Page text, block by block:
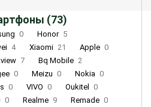
(73)
0 Honor 5
4 Xiaomi 21 Apple 0
7 Bq Mobile 2
0 Meizu 0 Nokia 0
0 VIVO 0 Oukitel
0
0 Realme 9 Remade 0